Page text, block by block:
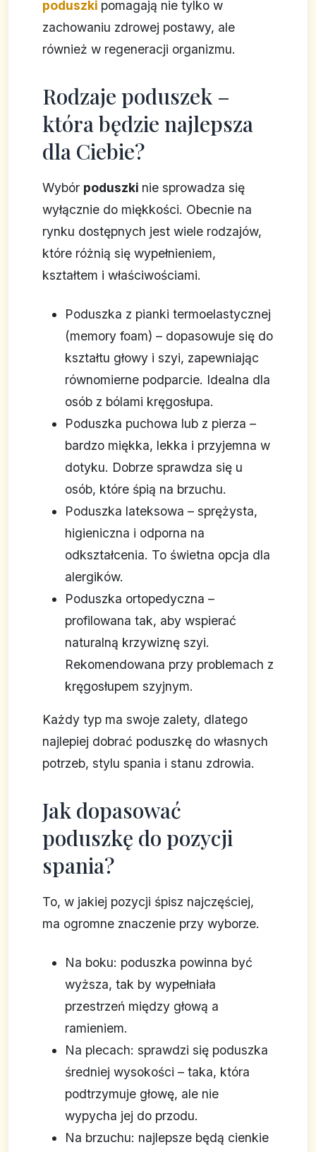
poduszki pomagają nie tylko w
zachowaniu zdrowej postawy, ale
również w regeneracji organizmu.
Rodzaje poduszek –
która będzie najlepsza
dla Ciebie?
Wybór poduszki nie sprowadza się
wyłącznie do miękkości. Obecnie na
rynku dostępnych jest wiele rodzajów,
które różnią się wypełnieniem,
kształtem i właściwościami.
Poduszka z pianki termoelastycznej
(memory foam) – dopasowuje się do
kształtu głowy i szyi, zapewniając
równomierne podparcie. Idealna dla
osób z bólami kręgosłupa.
Poduszka puchowa lub z pierza –
bardzo miękka, lekka i przyjemna w
dotyku. Dobrze sprawdza się u
osób, które śpią na brzuchu.
Poduszka lateksowa – sprężysta,
higieniczna i odporna na
odkształcenia. To świetna opcja dla
alergików.
Poduszka ortopedyczna –
profilowana tak, aby wspierać
naturalną krzywiznę szyi.
Rekomendowana przy problemach z
kręgosłupem szyjnym.
Każdy typ ma swoje zalety, dlatego
najlepiej dobrać poduszkę do własnych
potrzeb, stylu spania i stanu zdrowia.
Jak dopasować
poduszkę do pozycji
spania?
To, w jakiej pozycji śpisz najczęściej,
ma ogromne znaczenie przy wyborze.
Na boku: poduszka powinna być
wyższa, tak by wypełniała
przestrzeń między głową a
ramieniem.
Na plecach: sprawdzi się poduszka
średniej wysokości – taka, która
podtrzymuje głowę, ale nie
wypycha jej do przodu.
Na brzuchu: najlepsze będą cienkie